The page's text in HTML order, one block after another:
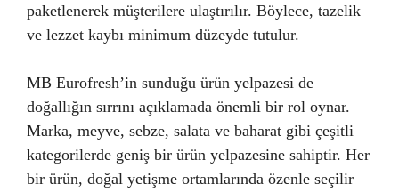
paketlenerek müşterilere ulaştırılır. Böylece, tazelik
ve lezzet kaybı minimum düzeyde tutulur.
MB Eurofresh’in sunduğu ürün yelpazesi de
doğallığın sırrını açıklamada önemli bir rol oynar.
Marka, meyve, sebze, salata ve baharat gibi çeşitli
kategorilerde geniş bir ürün yelpazesine sahiptir. Her
bir ürün, doğal yetişme ortamlarında özenle seçilir